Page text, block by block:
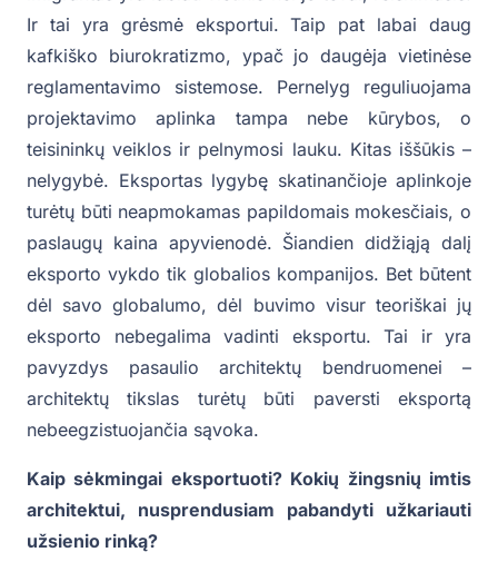
Ir tai yra grėsmė eksportui. Taip pat labai daug
kafkiško biurokratizmo, ypač jo daugėja vietinėse
reglamentavimo sistemose. Pernelyg reguliuojama
projektavimo aplinka tampa nebe kūrybos, o
teisininkų veiklos ir pelnymosi lauku. Kitas iššūkis –
nelygybė. Eksportas lygybę skatinančioje aplinkoje
turėtų būti neapmokamas papildomais mokesčiais, o
paslaugų kaina apyvienodė. Šiandien didžiąją dalį
eksporto vykdo tik globalios kompanijos. Bet būtent
dėl savo globalumo, dėl buvimo visur teoriškai jų
eksporto nebegalima vadinti eksportu. Tai ir yra
pavyzdys pasaulio architektų bendruomenei –
architektų tikslas turėtų būti paversti eksportą
nebeegzistuojančia sąvoka.
Kaip sėkmingai eksportuoti? Kokių žingsnių imtis
architektui, nusprendusiam pabandyti užkariauti
užsienio rinką?